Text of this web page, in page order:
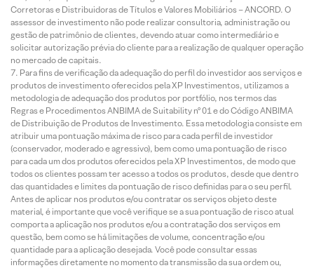
Corretoras e Distribuidoras de Títulos e Valores Mobiliários – ANCORD. O
assessor de investimento não pode realizar consultoria, administração ou
gestão de patrimônio de clientes, devendo atuar como intermediário e
solicitar autorização prévia do cliente para a realização de qualquer operação
no mercado de capitais.
Para fins de verificação da adequação do perfil do investidor aos serviços e
produtos de investimento oferecidos pela XP Investimentos, utilizamos a
metodologia de adequação dos produtos por portfólio, nos termos das
Regras e Procedimentos ANBIMA de Suitability nº 01 e do Código ANBIMA
de Distribuição de Produtos de Investimento. Essa metodologia consiste em
atribuir uma pontuação máxima de risco para cada perfil de investidor
(conservador, moderado e agressivo), bem como uma pontuação de risco
para cada um dos produtos oferecidos pela XP Investimentos, de modo que
todos os clientes possam ter acesso a todos os produtos, desde que dentro
das quantidades e limites da pontuação de risco definidas para o seu perfil.
Antes de aplicar nos produtos e/ou contratar os serviços objeto deste
material, é importante que você verifique se a sua pontuação de risco atual
comporta a aplicação nos produtos e/ou a contratação dos serviços em
questão, bem como se há limitações de volume, concentração e/ou
quantidade para a aplicação desejada. Você pode consultar essas
informações diretamente no momento da transmissão da sua ordem ou,